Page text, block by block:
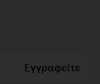
Εγγραφείτε